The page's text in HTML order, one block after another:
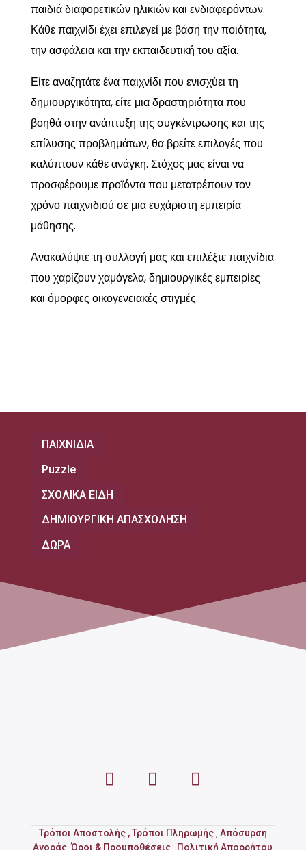
παιδιά διαφορετικών ηλικιών και ενδιαφερόντων.
Κάθε παιχνίδι έχει επιλεγεί με βάση την ποιότητα,
την ασφάλεια και την εκπαιδευτική του αξία.
Είτε αναζητάτε ένα παιχνίδι που ενισχύει τη
δημιουργικότητα, είτε μια δραστηριότητα που
βοηθά στην ανάπτυξη της συγκέντρωσης και της
επίλυσης προβλημάτων, θα βρείτε επιλογές που
καλύπτουν κάθε ανάγκη. Στόχος μας είναι να
προσφέρουμε προϊόντα που μετατρέπουν τον
χρόνο παιχνιδιού σε μια ευχάριστη εμπειρία
μάθησης.
Ανακαλύψτε τη συλλογή μας και επιλέξτε παιχνίδια
που χαρίζουν χαμόγελα, δημιουργικές εμπειρίες
και όμορφες οικογενειακές στιγμές.
ΠΑΙΧΝΙΔΙΑ
Puzzle
ΣΧΟΛΙΚΑ ΕΙΔΗ
ΔΗΜΙΟΥΡΓΙΚΗ ΑΠΑΣΧΟΛΗΣΗ
ΔΩΡΑ
Τρόποι Αποστολής ,Τρόποι Πληρωμής, Απόσυρση
Αγοράς Όροι & Προυποθέσεις Πολιτική Απορρήτου